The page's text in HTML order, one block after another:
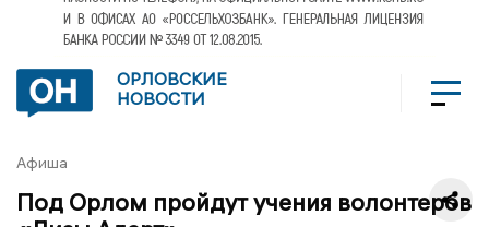
ОРЛОВСКИЕ
НОВОСТИ
Афиша
Под Орлом пройдут учения волонтеров